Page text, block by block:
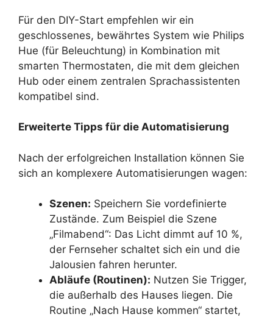
Für den DIY-Start empfehlen wir ein
geschlossenes, bewährtes System wie Philips
Hue (für Beleuchtung) in Kombination mit
smarten Thermostaten, die mit dem gleichen
Hub oder einem zentralen Sprachassistenten
kompatibel sind.
Erweiterte Tipps für die Automatisierung
Nach der erfolgreichen Installation können Sie
sich an komplexere Automatisierungen wagen:
Szenen: Speichern Sie vordefinierte
Zustände. Zum Beispiel die Szene
„Filmabend“: Das Licht dimmt auf 10 %,
der Fernseher schaltet sich ein und die
Jalousien fahren herunter.
Abläufe (Routinen): Nutzen Sie Trigger,
die außerhalb des Hauses liegen. Die
Routine „Nach Hause kommen“ startet,